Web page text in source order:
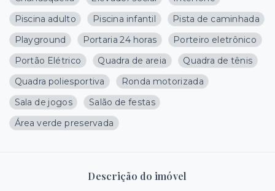
Piscina adulto
Piscina infantil
Pista de caminhada
Playground
Portaria 24 horas
Porteiro eletrônico
Portão Elétrico
Quadra de areia
Quadra de tênis
Quadra poliesportiva
Ronda motorizada
Sala de jogos
Salão de festas
Área verde preservada
Descrição do imóvel